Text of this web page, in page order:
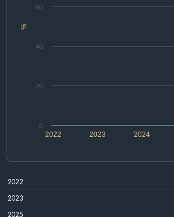
%
2022 2024
2023
0
20
40
60
2022
2023
2025